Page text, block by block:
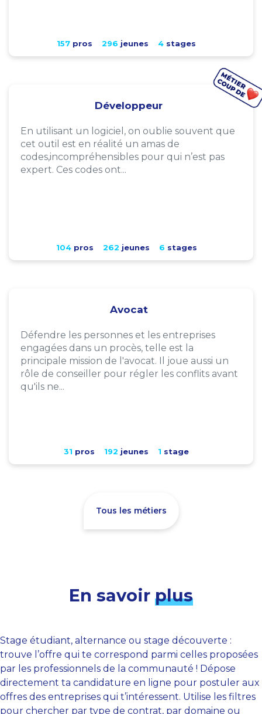
157 pros 296 jeunes 4 stages
Développeur
En utilisant un logiciel, on oublie souvent que
cet outil est en réalité un amas de
codes,incompréhensibles pour qui n’est pas
expert. Ces codes ont...
104pros 262 jeunes 6 stages
Avocat
Défendre les personnes et les entreprises
engagées dans un procès, telle est la
principale mission de l'avocat. Il joue aussi un
rôle de conseiller pour régler les conflits avant
qu'ils ne...
31 pros 192 jeunes 1 stage
Tous les métiers
En savoir plus
Stage étudiant, alternance ou stage découverte :
trouve l’offre qui te correspond parmi celles proposées
par les professionnels de la communauté ! Dépose
directement ta candidature en ligne pour postuler aux
offres des entreprises qui t’intéressent. Utilise les filtres
pour chercher par type de contrat, par domaine ou